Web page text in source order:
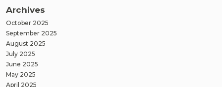
Archives
October 2025
September 2025
August 2025
July 2025
June 2025
May 2025
April 2025